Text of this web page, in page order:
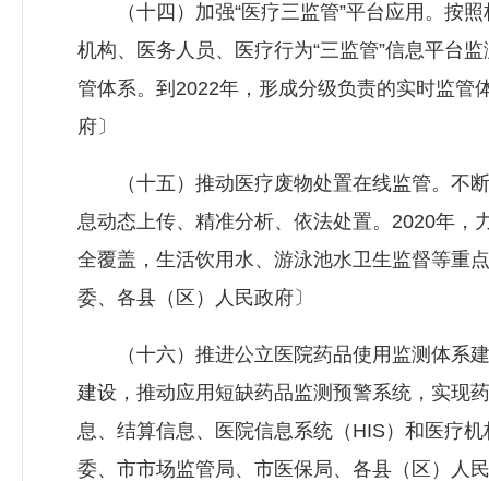
（十四）加强“医疗三监管”平台应用。按照
机构、医务人员、医疗行为“三监管”信息平台
管体系。到2022年，形成分级负责的实时监管
府〕
（十五）推动医疗废物处置在线监管。不断
息动态上传、精准分析、依法处置。2020年，
全覆盖，生活饮用水、游泳池水卫生监督等重
委、各县（区）人民政府〕
（十六）推进公立医院药品使用监测体系建
建设，推动应用短缺药品监测预警系统，实现
息、结算信息、医院信息系统（HIS）和医疗
委、市市场监管局、市医保局、各县（区）人